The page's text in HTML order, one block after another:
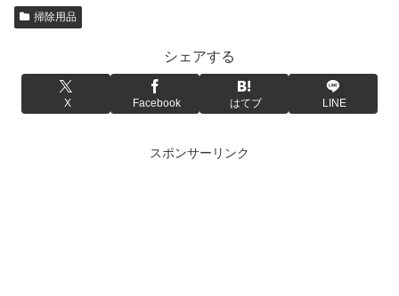
掃除用品
シェアする
X Facebook はてブ LINE
スポンサーリンク